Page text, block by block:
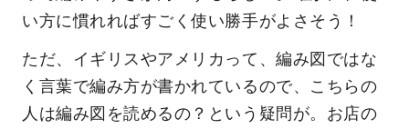
い方に慣れればすごく使い勝手がよさそう！
ただ、イギリスやアメリカって、編み図ではな
く言葉で編み方が書かれているので、こちらの
人は編み図を読めるの？という疑問が。お店の